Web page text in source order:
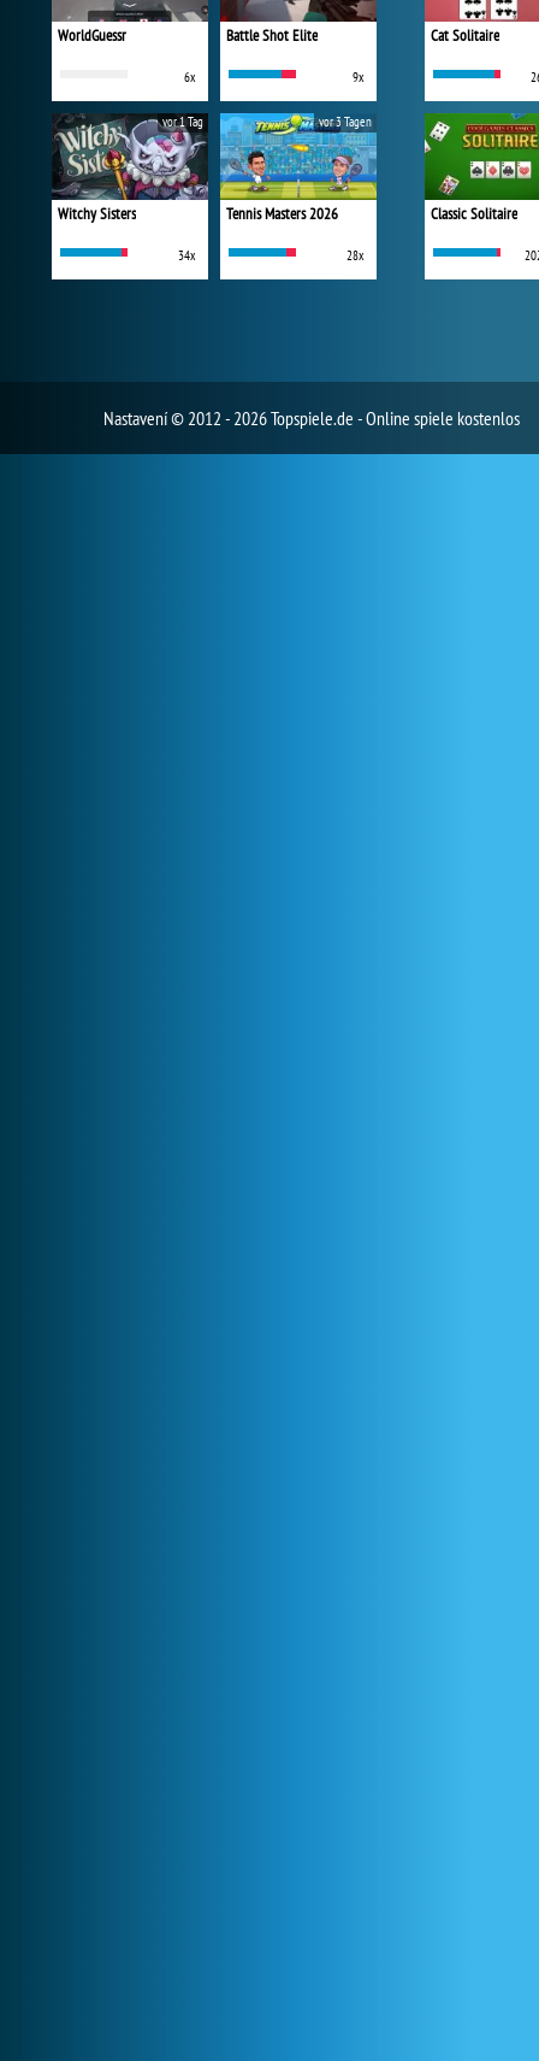
WorldGuessr
6x
Battle Shot Elite
9x
Witchy Sisters
34x
vor 1 Tag
Tennis Masters 2026
28x
vor 3 Tagen
Cat Solitaire
Classic Solitaire
Nastavení© 2012 - 2026 Topspiele.de - Online spiele kostenlos